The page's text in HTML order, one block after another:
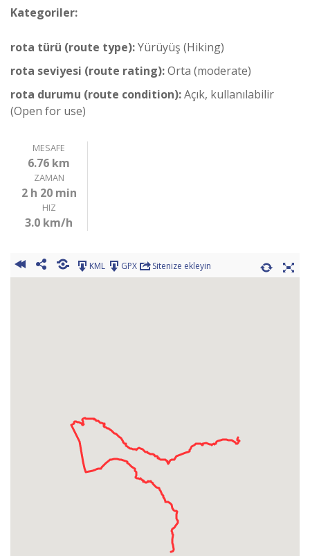
Kategoriler:
Yürüyüş – Sahil Rotası (Hiking – Coastal Route)
rota türü (route type):Yürüyüş (Hiking)
rota seviyesi (route rating):Orta (moderate)
rota durumu (route condition):Açık, kullanılabilir
(Open for use)
MESAFE
6.76 km
ZAMAN
2 h 20 min
HIZ
3.0 km/h
KML GPX Sitenize ekleyin